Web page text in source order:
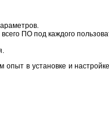
ПО под каждого
в установке и